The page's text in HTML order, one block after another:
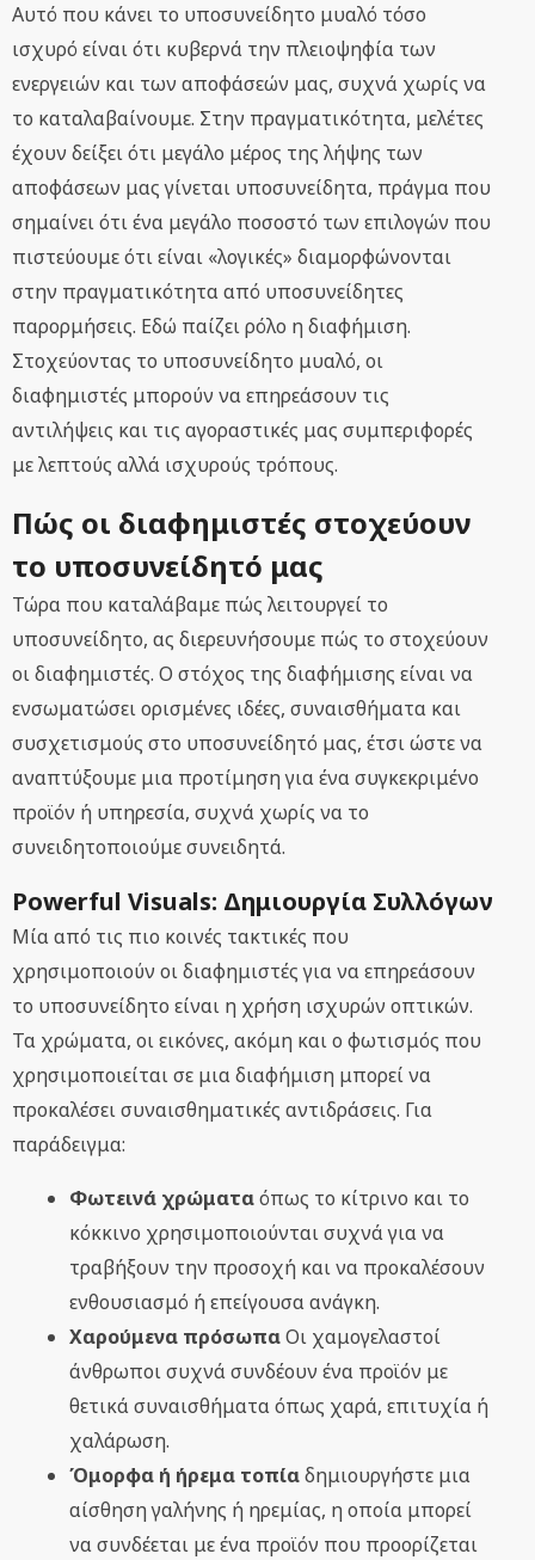
Αυτό που κάνει το υποσυνείδητο μυαλό τόσο
ισχυρό είναι ότι κυβερνά την πλειοψηφία των
ενεργειών και των αποφάσεών μας, συχνά χωρίς να
το καταλαβαίνουμε. Στην πραγματικότητα, μελέτες
έχουν δείξει ότι μεγάλο μέρος της λήψης των
αποφάσεων μας γίνεται υποσυνείδητα, πράγμα που
σημαίνει ότι ένα μεγάλο ποσοστό των επιλογών που
πιστεύουμε ότι είναι «λογικές» διαμορφώνονται
στην πραγματικότητα από υποσυνείδητες
παρορμήσεις. Εδώ παίζει ρόλο η διαφήμιση.
Στοχεύοντας το υποσυνείδητο μυαλό, οι
διαφημιστές μπορούν να επηρεάσουν τις
αντιλήψεις και τις αγοραστικές μας συμπεριφορές
με λεπτούς αλλά ισχυρούς τρόπους.
Πώς οι διαφημιστές στοχεύουν
το υποσυνείδητό μας
Τώρα που καταλάβαμε πώς λειτουργεί το
υποσυνείδητο, ας διερευνήσουμε πώς το στοχεύουν
οι διαφημιστές. Ο στόχος της διαφήμισης είναι να
ενσωματώσει ορισμένες ιδέες, συναισθήματα και
συσχετισμούς στο υποσυνείδητό μας, έτσι ώστε να
αναπτύξουμε μια προτίμηση για ένα συγκεκριμένο
προϊόν ή υπηρεσία, συχνά χωρίς να το
συνειδητοποιούμε συνειδητά.
Powerful Visuals: Δημιουργία Συλλόγων
Μία από τις πιο κοινές τακτικές που
χρησιμοποιούν οι διαφημιστές για να επηρεάσουν
το υποσυνείδητο είναι η χρήση ισχυρών οπτικών.
Τα χρώματα, οι εικόνες, ακόμη και ο φωτισμός που
χρησιμοποιείται σε μια διαφήμιση μπορεί να
προκαλέσει συναισθηματικές αντιδράσεις. Για
παράδειγμα:
Φωτεινά χρώματαόπως το κίτρινο και το
κόκκινο χρησιμοποιούνται συχνά για να
τραβήξουν την προσοχή και να προκαλέσουν
ενθουσιασμό ή επείγουσα ανάγκη.
Χαρούμενα πρόσωπαΟι χαμογελαστοί
άνθρωποι συχνά συνδέουν ένα προϊόν με
θετικά συναισθήματα όπως χαρά, επιτυχία ή
χαλάρωση.
Όμορφα ή ήρεμα τοπίαδημιουργήστε μια
αίσθηση γαλήνης ή ηρεμίας, η οποία μπορεί
να συνδέεται με ένα προϊόν που προορίζεται